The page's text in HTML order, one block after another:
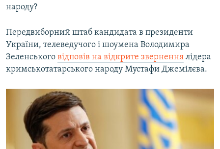
народу?
Передвиборний штаб кандидата в президенти
України, телеведучого і шоумена Володимира
Зеленського відповів на відкрите звернення лідера
кримськотатарського народу Мустафи Джемілєва.